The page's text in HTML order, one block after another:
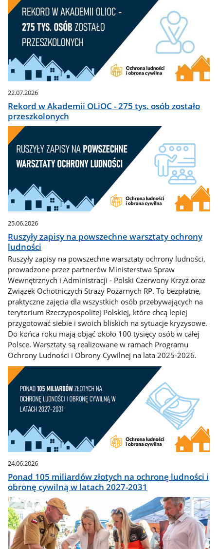
22.07.2026
Rekord w Akademii OLiOC - 275 tys. osób zostało
przeszkolonych
25.06.2026
Ruszyły zapisy na powszechne warsztaty ochrony
ludności
Ruszyły zapisy na powszechne warsztaty ochrony ludności,
prowadzone przez partnerów Ministerstwa Spraw
Wewnętrznych i Administracji - Polski Czerwony Krzyż oraz
Związek Ochotniczych Straży Pożarnych RP. To bezpłatne,
praktyczne zajęcia dla wszystkich osób przebywających na
terytorium Rzeczypospolitej Polskiej, które chcą lepiej
przygotować siebie i swoich bliskich na sytuacje kryzysowe.
Do końca roku mają objąć około 100 tysięcy osób w całej
Polsce. Warsztaty są realizowane w ramach Programu
Ochrony Ludności i Obrony Cywilnej na lata 2025-2026.
24.06.2026
Ponad 105 miliardów złotych na ochronę ludności i
obronę cywilną w latach 2027-2031